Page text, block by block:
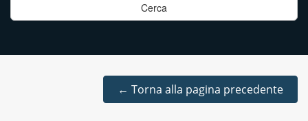
← Torna alla pagina precedente